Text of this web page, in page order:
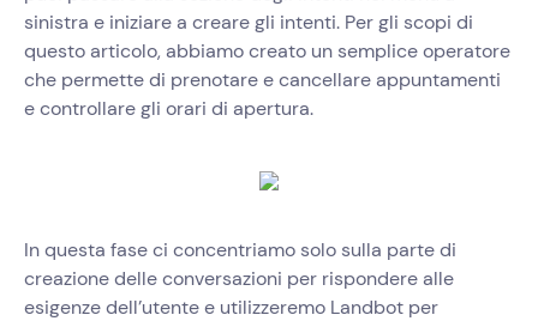
sinistra e iniziare a creare gli intenti. Per gli scopi di
questo articolo, abbiamo creato un semplice operatore
che permette di prenotare e cancellare appuntamenti
e controllare gli orari di apertura.
In questa fase ci concentriamo solo sulla parte di
creazione delle conversazioni per rispondere alle
esigenze dell’utente e utilizzeremo Landbot per